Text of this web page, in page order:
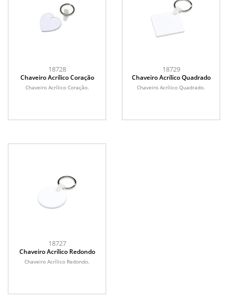
18728
Chaveiro Acrílico Coração
Chaveiro Acrílico Coração.
18729
Chaveiro Acrílico Quadrado
Chaveiro Acrílico Quadrado.
18727
Chaveiro Acrílico Redondo
Chaveiro Acrílico Redondo.